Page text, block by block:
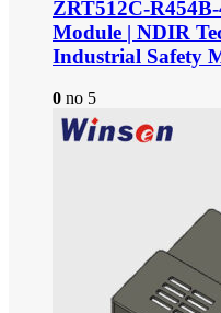
ZRT512C-
Module | NDIR
Industrial Safety
0 no 5